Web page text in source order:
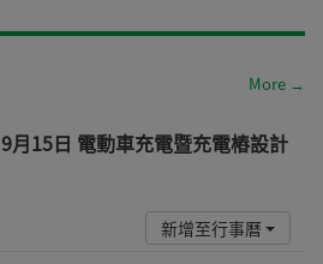
More →
9月15日 電動車充電暨充電樁設計
新增至行事曆